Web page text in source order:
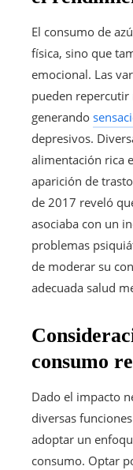
El consumo de
física, sino que
emocional. Las
pueden repercutir
generando
depresivos.
alimentación rica
aparición de
de 2017 reveló
asociaba con un
problemas
de moderar su
adecuada salud
consumo
Dado el impacto
diversas
adoptar un
consumo. Optar